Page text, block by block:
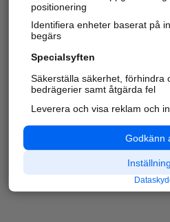
positionering
Identifiera enheter baserat på
begärs
Specialsyften
Säkerställa säkerhet, förhindra
bedrägerier samt åtgärda fel
Leverera och visa reklam och
Godkänn